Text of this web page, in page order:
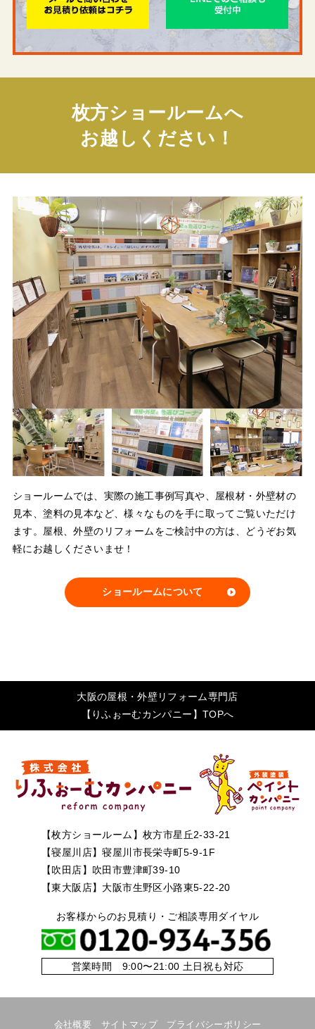
枚方ショールームへ
お越しください！
ショールームでは、実際の施工事例写真や、屋根材・外壁材の
見本、塗料の見本など、様々なものを手に取ってご覧いただけ
ます。屋根、外壁のリフォームをご検討中の方は、どうぞお気
軽にお越しくださいませ！
ショールームについて
大阪の屋根・外壁リフォーム専門店
【りふぉーむカンパニー】TOPへ
【枚方ショールーム】枚方市星丘2-33-21
【寝屋川店】寝屋川市長栄寺町5-9-1F
【吹田店】吹田市豊津町39-10
【東大阪店】大阪市生野区小路東5-22-20
お客様からのお見積り・ご相談専用ダイヤル
営業時間 9:00〜21:00 土日祝も対応
会社概要 サイトマップ プライバシーポリシー